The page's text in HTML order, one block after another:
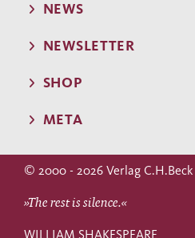
NEWS
NEWSLETTER
SHOP
META
© 2000 - 2026 Verlag C.H.Beck
»The rest is silence.«
WILLIAM SHAKESPEARE